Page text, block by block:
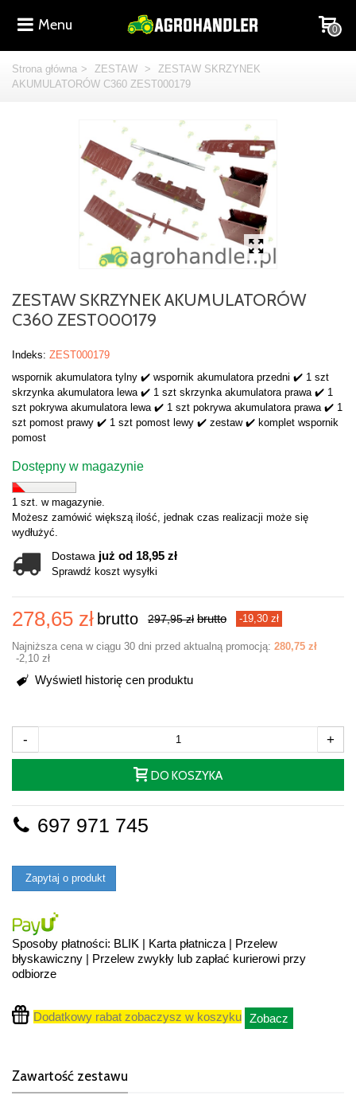
Menu 0
Strona główna > ZESTAW >
ZESTAW SKRZYNEK
AKUMULATORÓW C360 ZEST000179
ZESTAW SKRZYNEK AKUMULATORÓW
C360 ZEST000179
Indeks: ZEST000179
wspornik akumulatora tylny ✔️ wspornik akumulatora przedni ✔️ 1 szt
skrzynka akumulatora lewa ✔️ 1 szt skrzynka akumulatora prawa ✔️ 1
szt pokrywa akumulatora lewa ✔️ 1 szt pokrywa akumulatora prawa ✔️ 1
szt pomost prawy ✔️ 1 szt pomost lewy ✔️ zestaw ✔️ komplet wspornik
pomost
Dostępny w magazynie
1 szt. w magazynie.
Możesz zamówić większą ilość, jednak czas realizacji może się
wydłużyć.
Dostawa już od 18,95 zł
Sprawdź koszt wysyłki
278,65 zł brutto 297,95 zł brutto -19,30 zł
Najniższa cena w ciągu 30 dni przed aktualną promocją: 280,75 zł
-2,10 zł
Wyświetl historię cen produktu
- +
DO KOSZYKA
697 971 745
Zapytaj o produkt
Sposoby płatności: BLIK | Karta płatnicza | Przelew
błyskawiczny | Przelew zwykły lub zapłać kurierowi przy
odbiorze
Dodatkowy rabat zobaczysz w koszyku Zobacz
Zawartość zestawu